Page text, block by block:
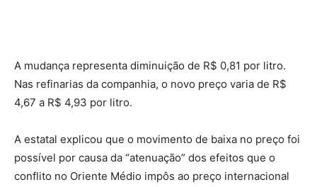
A mudança representa diminuição de R$ 0,81 por litro.
Nas refinarias da companhia, o novo preço varia de R$
4,67 a R$ 4,93 por litro.
A estatal explicou que o movimento de baixa no preço foi
possível por causa da “atenuação” dos efeitos que o
conflito no Oriente Médio impôs ao preço internacional